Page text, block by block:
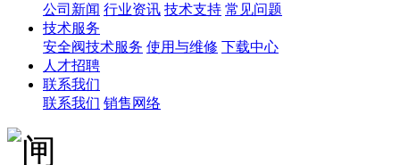
公司新闻 行业资讯 技术支持 常见问题
技术服务
安全阀技术服务 使用与维修 下载中心
人才招聘
联系我们
联系我们 销售网络